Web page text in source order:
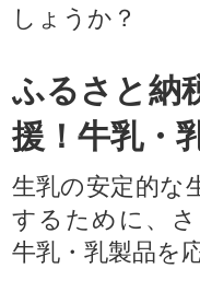
しょうか？
ふるさと納
援！牛乳・
生乳の安定的な
するために、
牛乳・乳製品を